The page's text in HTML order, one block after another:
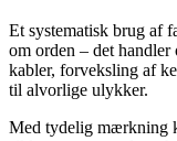
Et systematisk brug af
om orden – det
kabler, forveksling af
til alvorlige ulykker.
Med tydelig mærkning